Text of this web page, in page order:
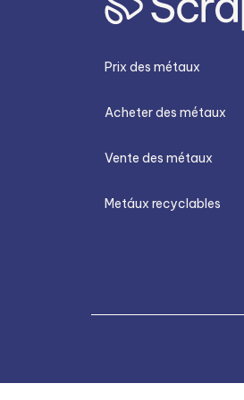
Prix des métaux
Acheter des métaux
Vente des métaux
Metáux recyclables